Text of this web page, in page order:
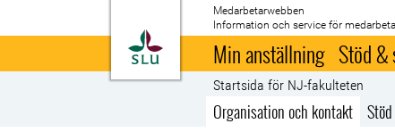
Till startsida
Medarbetarwebben
Information och service för
Min anställning Stöd &
Startsida för NJ-fakulteten
Organisation och kontakt